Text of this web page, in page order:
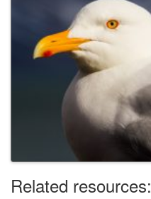
Related resources: